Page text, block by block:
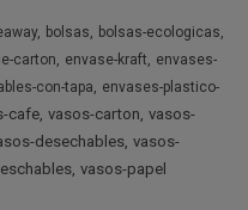
bolsas
bolsas-ecologicas
carton envase-kraft
envases-
con-tapa
envases-plastico-
cafe vasos-carton vasos-
desechables vasos-
vasos-papel